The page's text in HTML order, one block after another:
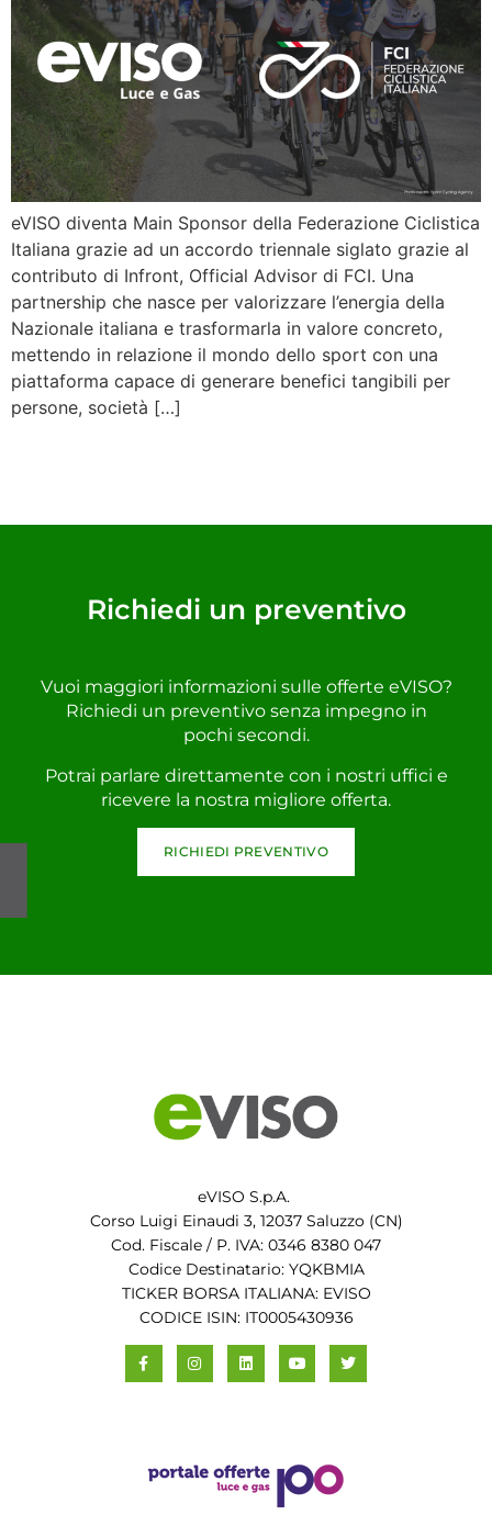
eVISO diventa Main Sponsor della Federazione Ciclistica
Italiana grazie ad un accordo triennale siglato grazie al
contributo di Infront, Official Advisor di FCI. Una
partnership che nasce per valorizzare l’energia della
Nazionale italiana e trasformarla in valore concreto,
mettendo in relazione il mondo dello sport con una
piattaforma capace di generare benefici tangibili per
persone, società […]
Richiedi un preventivo
Vuoi maggiori informazioni sulle offerte eVISO?
Richiedi un preventivo senza impegno in
pochi secondi.
Potrai parlare direttamente con i nostri uffici e
ricevere la nostra migliore offerta.
RICHIEDI PREVENTIVO
eVISO S.p.A.
Corso Luigi Einaudi 3, 12037 Saluzzo (CN)
Cod. Fiscale / P. IVA: 0346 8380 047
Codice Destinatario: YQKBMIA
TICKER BORSA ITALIANA: EVISO
CODICE ISIN: IT0005430936